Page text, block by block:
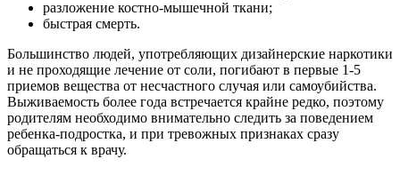
разложение костно-мышечной ткани;
быстрая смерть.
Большинство людей, употребляющих дизайнерские наркотики
и не проходящие лечение от соли, погибают в первые 1-5
приемов вещества от несчастного случая или самоубийства.
Выживаемость более года встречается крайне редко, поэтому
родителям необходимо внимательно следить за поведением
ребенка-подростка, и при тревожных признаках сразу
обращаться к врачу.